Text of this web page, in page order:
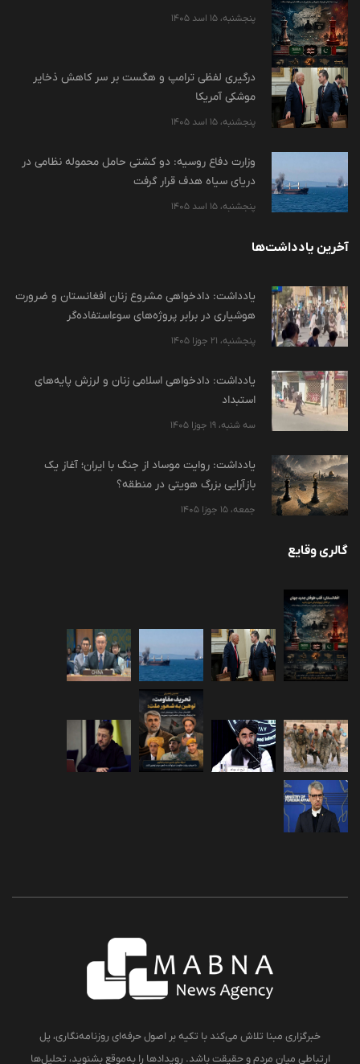
پنجشنبه، 15 اسد 1405
درگیری لفظی ترامپ و هگست بر سر کاهش ذخایر
موشکی آمریکا
پنجشنبه، 15 اسد 1405
وزارت دفاع روسیه: دو کشتی حامل محموله نظامی در
دریای سیاه هدف قرار گرفت
پنجشنبه، 15 اسد 1405
آخرین یادداشت‌ها
یادداشت: دادخواهی مشروع زنان افغانستان و ضرورت
هوشیاری در برابر پروژه‌های سوءاستفاده‌گر
پنجشنبه، 21 جوزا 1405
یادداشت: دادخواهی اسلامی زنان و لرزش پایه‌های
استبداد
سه شنبه، 19 جوزا 1405
یادداشت: روایت موساد از جنگ با ایران؛ آغاز یک
بازآرایی بزرگ هویتی در منطقه؟
جمعه، 15 جوزا 1405
گالری وقایع
خبرگزاری مبنا تلاش می‌کند با تکیه بر اصول حرفه‌ای روزنامه‌نگاری، پل
ارتباطی میان مردم و حقیقت باشد. رویدادها را به‌موقع بشنوید، تحلیل‌ها